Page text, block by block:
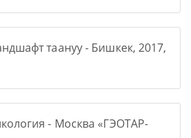
таануу - Бишкек, 2017,
- Москва «ГЭОТАР-